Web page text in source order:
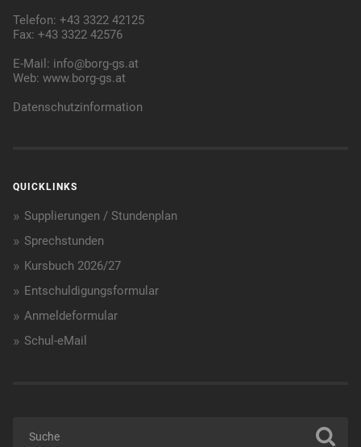
Telefon: +43 3322 42125
Fax: +43 3322 42576
E-Mail: info@borg-gs.at
Web:www.borg-gs.at
Datenschutzinformation
QUICKLINKS
Supplierungen / Stundenplan
Sprechstunden
Kursbuch 2026/27
Entschuldigungsformular
Anmeldeformular
Schul-eMail